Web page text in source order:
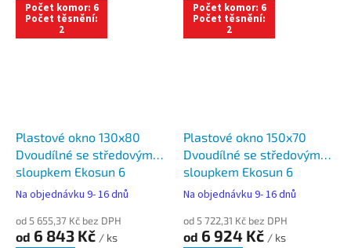
Počet komor: 6
Počet těsnění:
2
Plastové okno 130x80
Dvoudílné se středovým
sloupkem Ekosun 6
Na objednávku 9- 16 dnů
od 5 655,37 Kč bez DPH
od 6 843 Kč / ks
Počet komor: 6
Počet těsnění:
2
Plastové okno 150x70
Dvoudílné se středovým
sloupkem Ekosun 6
Na objednávku 9- 16 dnů
od 5 722,31 Kč bez DPH
od 6 924 Kč / ks